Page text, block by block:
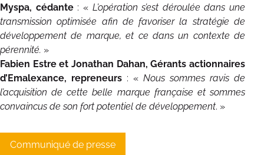
Myspa, cédante: « L’opération s’est déroulée dans une
transmission optimisée afin de favoriser la stratégie de
développement de marque, et ce dans un contexte de
pérennité. »
Fabien Estre et Jonathan Dahan, Gérants actionnaires
d’Emalexance, repreneurs : « Nous sommes ravis de
l’acquisition de cette belle marque française et sommes
convaincus de son fort potentiel de développement. »
Communiqué de presse